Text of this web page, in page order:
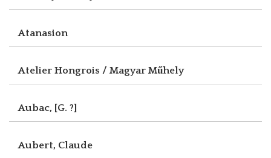
Atanasion
Atelier Hongrois / Magyar Műhely
Aubac, [G. ?]
Aubert, Claude